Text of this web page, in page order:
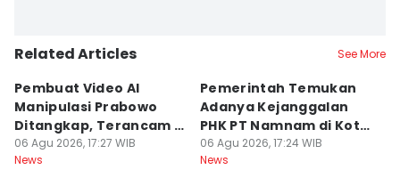
Related Articles See More
Pembuat Video AI
Manipulasi Prabowo
Ditangkap, Terancam 12
Tahun Bui
06 Agu 2026, 17:27 WIB
News
Pemerintah Temukan
Adanya Kejanggalan
PHK PT Namnam di Kota
Cimahi
06 Agu 2026, 17:24 WIB
News